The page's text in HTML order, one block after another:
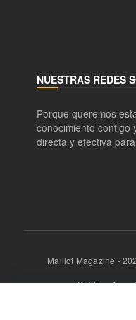
NUESTRAS REDES
Porque queremos
conocimiento contigo
directa y efectiva
Maillot Magazine -
Publica: